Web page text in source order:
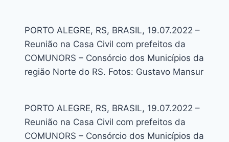
PORTO ALEGRE, RS, BRASIL, 19.07.2022 –
Reunião na Casa Civil com prefeitos da
COMUNORS – Consórcio dos Municípios da
região Norte do RS. Fotos: Gustavo Mansur
PORTO ALEGRE, RS, BRASIL, 19.07.2022 –
Reunião na Casa Civil com prefeitos da
COMUNORS – Consórcio dos Municípios da